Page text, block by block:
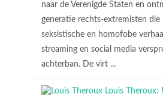
naar de Verenigde Staten en
generatie rechts-extremisten die
seksistische en homofobe
streaming en social media
achterban. De virt ...